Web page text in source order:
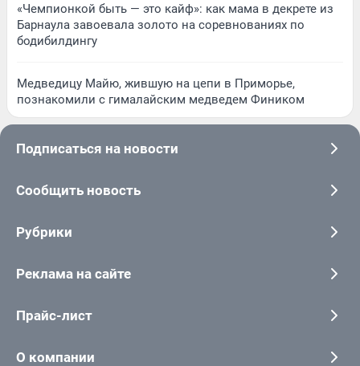
«Чемпионкой быть — это кайф»: как мама в декрете из
Барнаула завоевала золото на соревнованиях по
бодибилдингу
Медведицу Майю, жившую на цепи в Приморье,
познакомили с гималайским медведем Фиником
Подписаться на новости
Сообщить новость
Рубрики
Реклама на сайте
Прайс-лист
О компании